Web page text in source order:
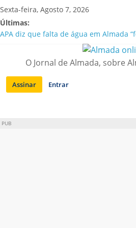
Saltar
para
conteúdo
Sexta-feira, Agosto 7, 2026
Últimas:
APA diz que falta de água em Almada
Laranjeiro | Cultura pop asiática invade
Ponte 25 de Abril celebra 60 anos com
Lisboa e Almada
Situação de alerta em Almada
O Jornal de Almada, sobre
Assinar Entrar
PUB